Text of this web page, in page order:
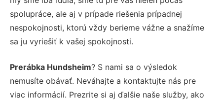
spolupráce, ale aj v prípade riešenia prípadnej
nespokojnosti, ktorú vždy berieme vážne a snažíme
sa ju vyriešiť k vašej spokojnosti.
Prerábka Hundsheim? S nami sa o výsledok
nemusíte obávať. Neváhajte a kontaktujte nás pre
viac informácií. Prezrite si aj ďalšie naše služby, ako